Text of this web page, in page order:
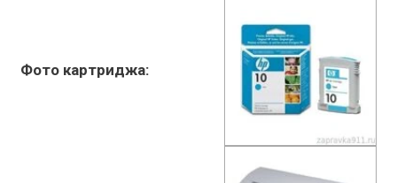
Фото картриджа: